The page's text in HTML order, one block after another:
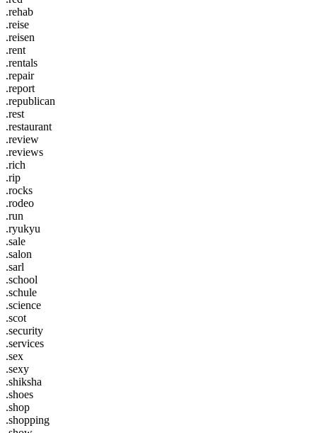
.rehab
.reise
.reisen
.rent
.rentals
.repair
.report
.republican
.rest
.restaurant
.review
.reviews
.rich
.rip
.rocks
.rodeo
.run
.ryukyu
.sale
.salon
.sarl
.school
.schule
.science
.scot
.security
.services
.sex
.sexy
.shiksha
.shoes
.shop
.shopping